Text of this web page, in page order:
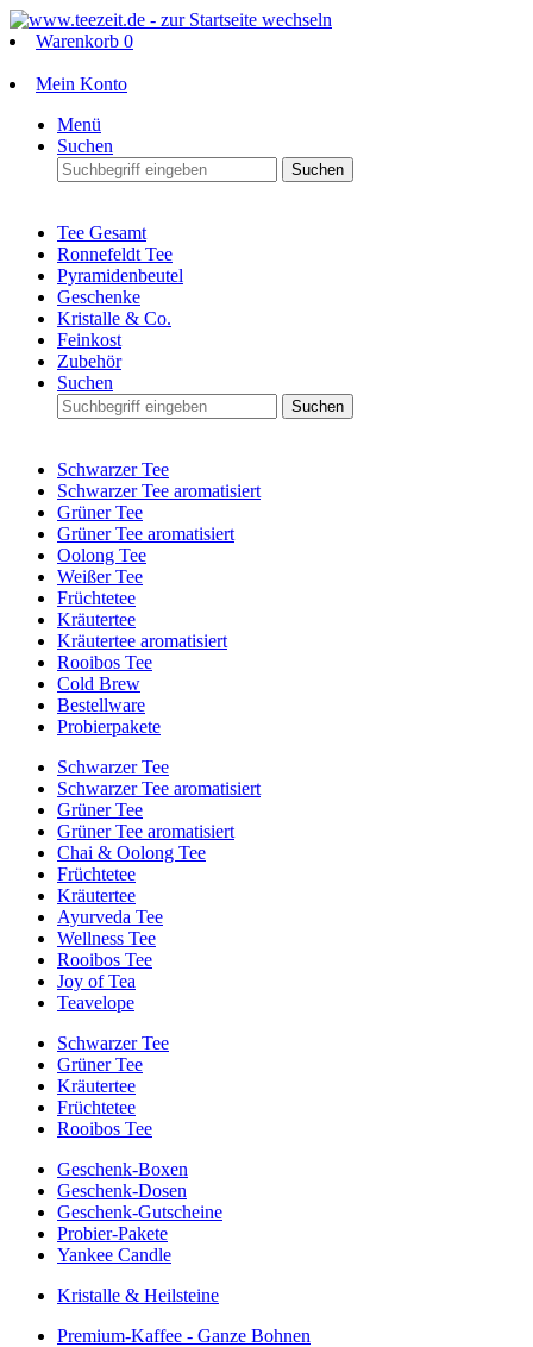
Warenkorb 0
Mein Konto
Menü
Suchen
Suchen
Tee Gesamt
Ronnefeldt Tee
Pyramidenbeutel
Geschenke
Kristalle & Co.
Feinkost
Zubehör
Suchen
Suchen
Schwarzer Tee
Schwarzer Tee aromatisiert
Grüner Tee
Grüner Tee aromatisiert
Oolong Tee
Weißer Tee
Früchtetee
Kräutertee
Kräutertee aromatisiert
Rooibos Tee
Cold Brew
Bestellware
Probierpakete
Schwarzer Tee
Schwarzer Tee aromatisiert
Grüner Tee
Grüner Tee aromatisiert
Chai & Oolong Tee
Früchtetee
Kräutertee
Ayurveda Tee
Wellness Tee
Rooibos Tee
Joy of Tea
Teavelope
Schwarzer Tee
Grüner Tee
Kräutertee
Früchtetee
Rooibos Tee
Geschenk-Boxen
Geschenk-Dosen
Geschenk-Gutscheine
Probier-Pakete
Yankee Candle
Kristalle & Heilsteine
Premium-Kaffee - Ganze Bohnen